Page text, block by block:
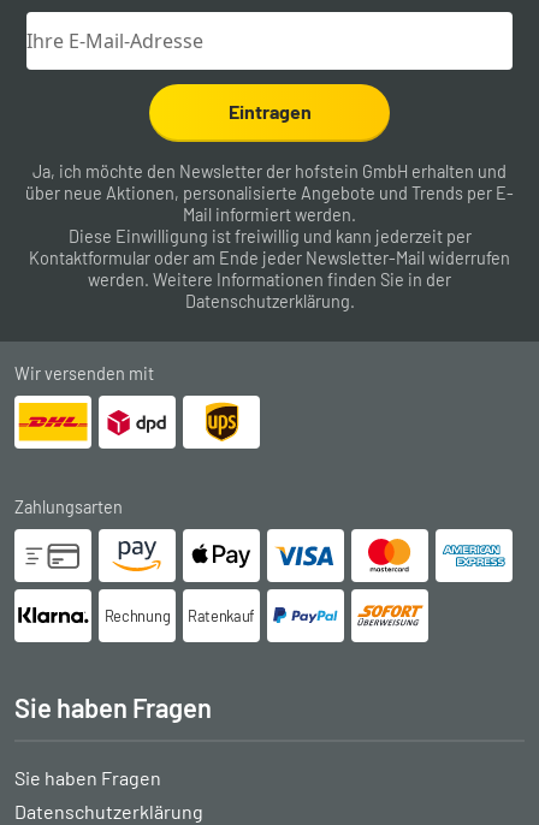
Eintragen
Ja, ich möchte den Newsletter der hofstein GmbH erhalten und
über neue Aktionen, personalisierte Angebote und Trends per E-
Mail informiert werden.
Diese Einwilligung ist freiwillig und kann jederzeit per
Kontaktformular oder am Ende jeder Newsletter-Mail widerrufen
werden. Weitere Informationen finden Sie in der
Datenschutzerklärung.
Wir versenden mit
Zahlungsarten
Rechnung Ratenkauf
Sie haben Fragen
Sie haben Fragen
Datenschutzerklärung